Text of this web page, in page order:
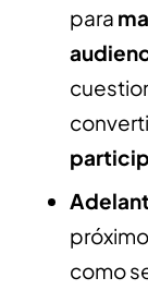
para
como